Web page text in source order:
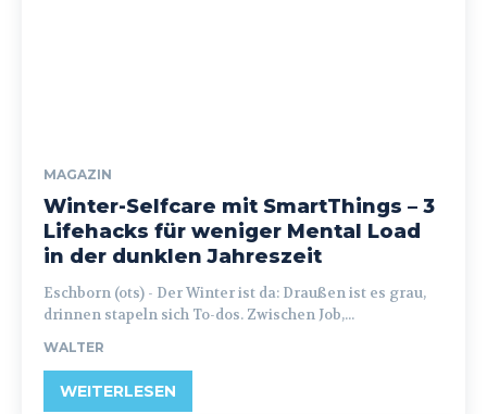
MAGAZIN
Winter-Selfcare mit SmartThings – 3
Lifehacks für weniger Mental Load
in der dunklen Jahreszeit
Eschborn (ots) - Der Winter ist da: Draußen ist es grau,
drinnen stapeln sich To-dos. Zwischen Job,...
WALTER
WEITERLESEN